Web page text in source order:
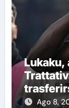
Lukaku,
Ago 8,